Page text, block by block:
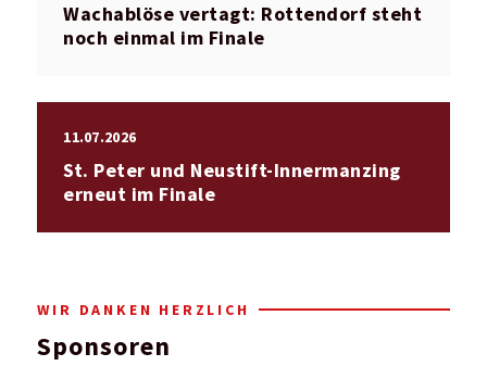
Wachablöse vertagt: Rottendorf steht
noch einmal im Finale
11.07.2026
St. Peter und Neustift-Innermanzing
erneut im Finale
WIR DANKEN HERZLICH
Sponsoren